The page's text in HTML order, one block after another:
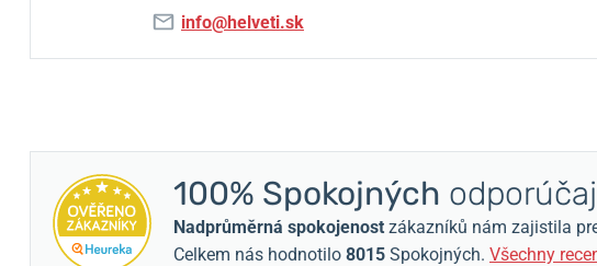
info@helveti.sk
100% Spokojných
Nadprůměrná spokojenost zákazníků nám zajistila
Celkem nás hodnotilo 8015 Spokojných. Všechny